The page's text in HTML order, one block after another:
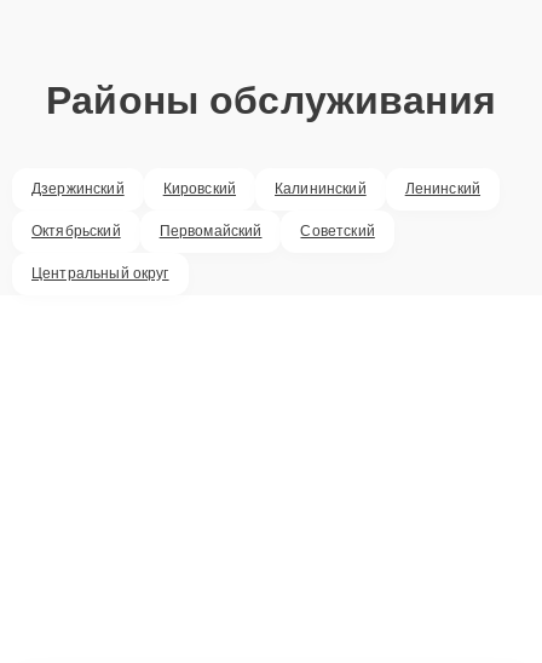
Районы обслуживания
Дзержинский Кировский Калининский Ленинский
Октябрьский Первомайский Советский
Центральный округ